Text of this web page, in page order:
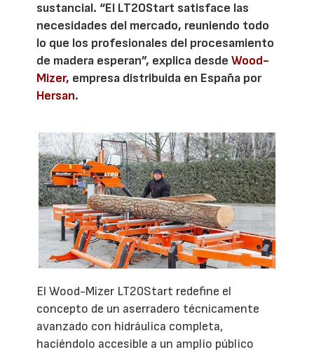
sustancial. “El LT20Start satisface las
necesidades del mercado, reuniendo todo
lo que los profesionales del procesamiento
de madera esperan”, explica desdeWood-
Mizer, empresa distribuida en España por
Hersan.
El Wood-Mizer LT20Start redefine el
concepto de un aserradero técnicamente
avanzado con hidráulica completa,
haciéndolo accesible a un amplio público